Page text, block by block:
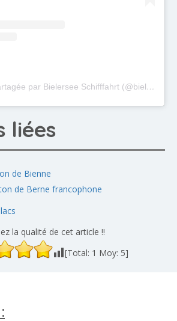
Une publication partagée par Bielersee Schifffahrt (@bielerseeschifffahrt)
liées
de Bienne
de Berne francophone
la qualité de cet article !!
[Total: 1 Moy: 5]